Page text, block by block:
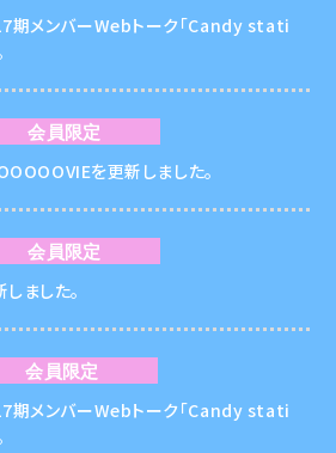
期メンバーWebトーク「Candy stati
会員限定
を更新しました。
会員限定
ました。
会員限定
期メンバーWebトーク「Candy stati